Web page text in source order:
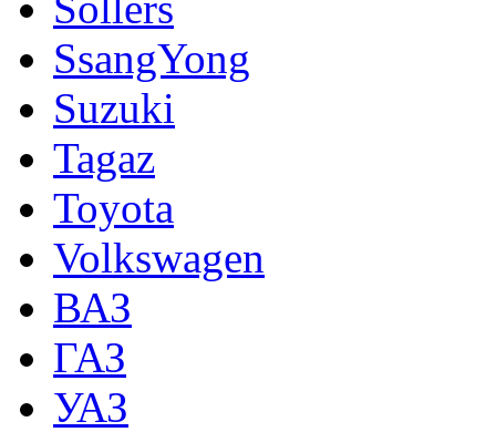
SsangYong
Suzuki
Tagaz
Toyota
Volkswagen
ВАЗ
ГАЗ
УАЗ